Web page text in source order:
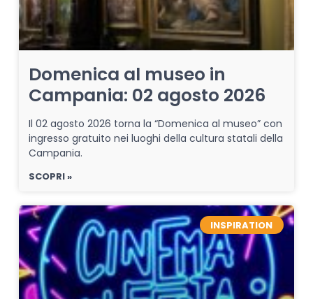
Domenica al museo in
Campania: 02 agosto 2026
Il 02 agosto 2026 torna la “Domenica al museo” con
ingresso gratuito nei luoghi della cultura statali della
Campania.
SCOPRI »
INSPIRATION